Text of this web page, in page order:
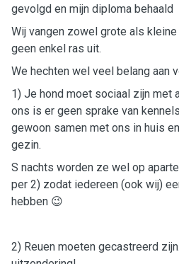
gevolgd en mijn diploma behaald
Wij vangen zowel grote als
geen enkel ras uit.
We hechten wel veel belang aan
1) Je hond moet sociaal zijn met
ons is er geen sprake van
gewoon samen met ons in huis
gezin.
S nachts worden ze wel op
per 2) zodat iedereen (ook wij)
hebben 😉
2) Reuen moeten gecastreerd